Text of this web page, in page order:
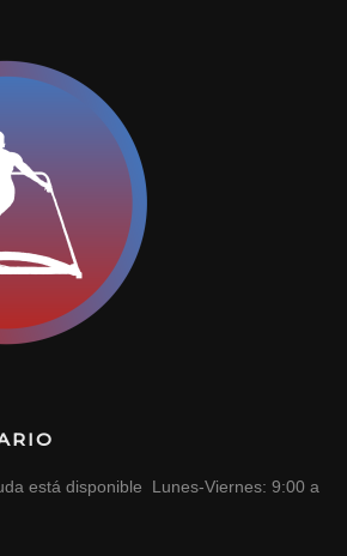
está disponible Lunes-Viernes: 9:00 a